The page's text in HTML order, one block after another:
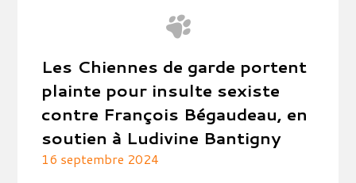
Les Chiennes de garde portent
plainte pour insulte sexiste
contre François Bégaudeau, en
soutien à Ludivine Bantigny
16 septembre 2024